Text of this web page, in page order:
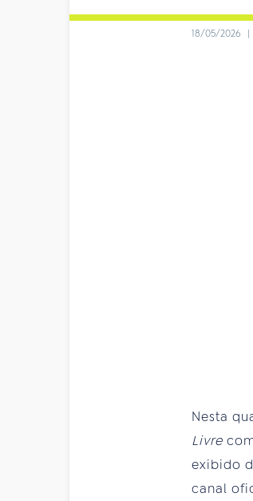
18/05/2026 |
Nesta
Livre
exibido
canal